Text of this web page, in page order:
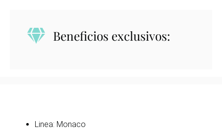
Beneficios exclusivos:
Linea: Monaco